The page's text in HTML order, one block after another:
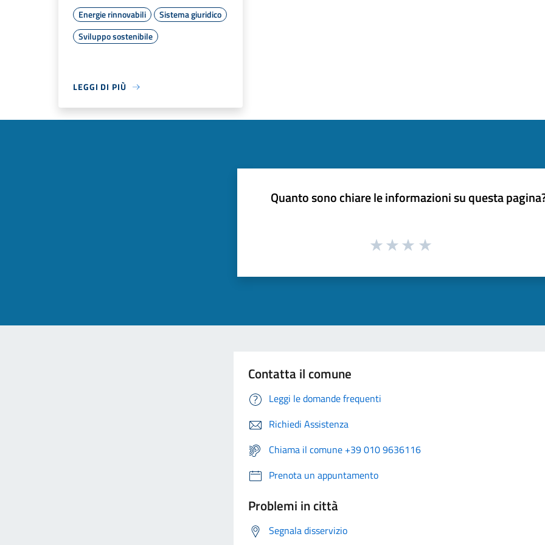
Energie rinnovabili
Sistema giuridico
Sviluppo sostenibile
LEGGI DI PIÙ
Quanto sono chiare le informazioni su questa
Contatta il comune
Leggi le domande frequenti
Richiedi Assistenza
Chiama il comune +39 010 9636116
Prenota un appuntamento
Problemi in città
Segnala disservizio